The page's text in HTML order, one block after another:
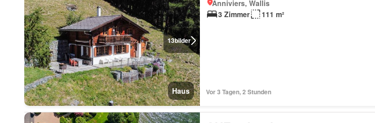
13bilder
Haus
Anniviers, Wallis
3 Zimmer
111 m²
Vor 3 Tagen, 2 Stunden